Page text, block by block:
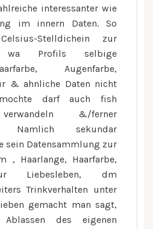
interessanter wie
im innern Daten. So
Stelldichein zur
wa Profils selbige
Augenfarbe,
& ahnliche Daten nicht
darf auch fish
&/ferner
Namlich sekundar
sein Datensammlung zur
, Haarlange, Haarfarbe,
Liebesleben, dm
Trinkverhalten unter
gemacht man sagt,
des eigenen